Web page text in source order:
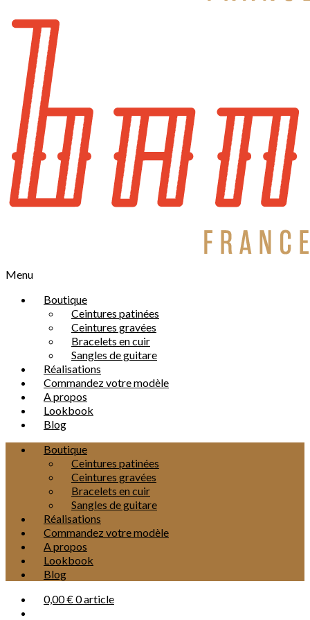
Menu
Boutique
Ceintures patinées
Ceintures gravées
Bracelets en cuir
Sangles de guitare
Réalisations
Commandez votre modèle
A propos
Lookbook
Blog
Boutique
Ceintures patinées
Ceintures gravées
Bracelets en cuir
Sangles de guitare
Réalisations
Commandez votre modèle
A propos
Lookbook
Blog
0,00 €0 article